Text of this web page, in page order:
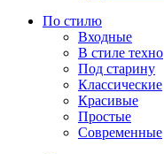
По стилю
Входные
В стиле техно
Под старину
Классические
Красивые
Простые
Современные